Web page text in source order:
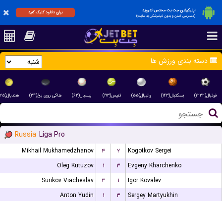
اپلیکیشن جت بت مختص اندروید
(دسترسی آسان و بدون فیلترشکن به سایت)
برای دانلود کلیک کنید
دسته بندی ورزش ها
فوتبال(۱,۲۲۲) بسکتبال(۱۴۳) والیبال(۵۵) تنیس(۱۹۳) بیسبال(۶۲) هاکی روی یخ(۲۴) هندبال(۲۵)
Russia Liga Pro
Mikhail Mukhamedzhanov ۳ ۲
Kogotkov Sergei
Oleg Kutuzov
۱ ۳
Evgeny Kharchenko
Surikov Viacheslav
۳ ۱
Igor Kovalev
Anton Yudin
۱ ۳
Sergey Martyukhin